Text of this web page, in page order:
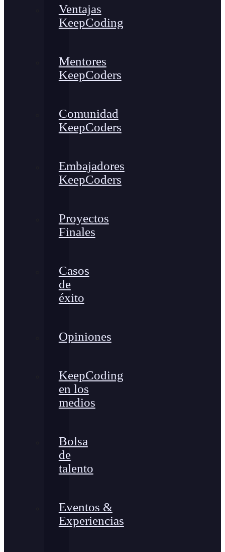
Ventajas
KeepCoding
Mentores
KeepCoders
Comunidad
KeepCoders
Embajadores
KeepCoders
Proyectos
Finales
Casos
de
éxito
Opiniones
KeepCoding
en los
medios
Bolsa
de
talento
Eventos &
Experiencias